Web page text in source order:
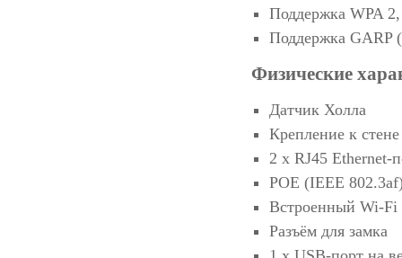
Поддержка WPA
Поддержка GARP
Физические
Датчик Холла
Крепление к
2 х RJ45 Ethernet-
POE (IEEE
Встроенный Wi-Fi
Разъём для замка